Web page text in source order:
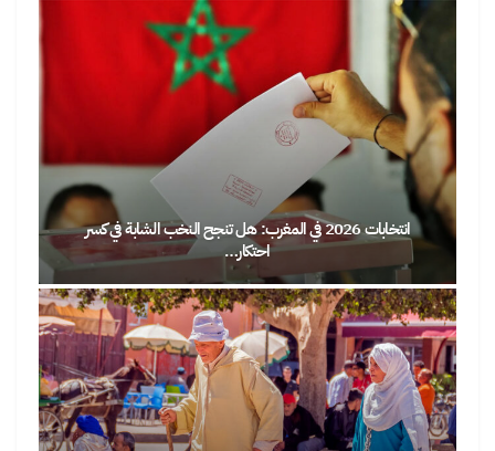
انتخابات 2026 في المغرب: هل تنجح النخب الشابة في كسر
احتكار…